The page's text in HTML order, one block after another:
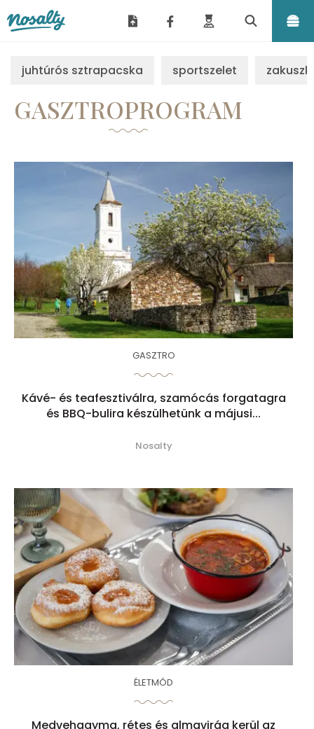
juhtúrós sztrapacska sportszelet
GASZTROPROGRAM
GASZTRO
Kávé- és teafesztiválra, szamócás forgatagra
és BBQ-bulira készülhetünk a májusi...
Nosalty
ÉLETMÓD
Medvehagyma, rétes és almavirág kerül az